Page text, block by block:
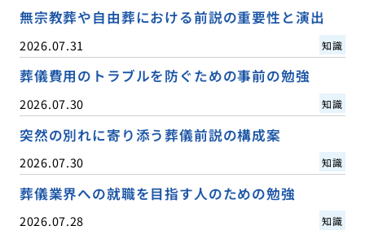
無宗教葬や自由葬における前説の重要性と演出
2026.07.31 知識
葬儀費用のトラブルを防ぐための事前の勉強
2026.07.30 知識
突然の別れに寄り添う葬儀前説の構成案
2026.07.30 知識
葬儀業界への就職を目指す人のための勉強
2026.07.28 知識